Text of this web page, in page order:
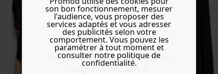
Do you want to be redirected to
www.promod.com ?
son bon fonctionnement, mesurer
l'audience, vous proposer des
services adaptés et vous adresser
des publicités selon votre
comportement. Vous pouvez les
paramétrer à tout moment et
consulter notre politique de
confidentialité.